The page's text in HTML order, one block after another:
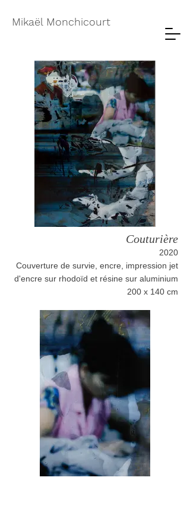
Mikaël Monchicourt
Couturière
2020
Couverture de survie, encre, impression jet
d'encre sur rhodoïd et résine sur aluminium
200 x 140 cm